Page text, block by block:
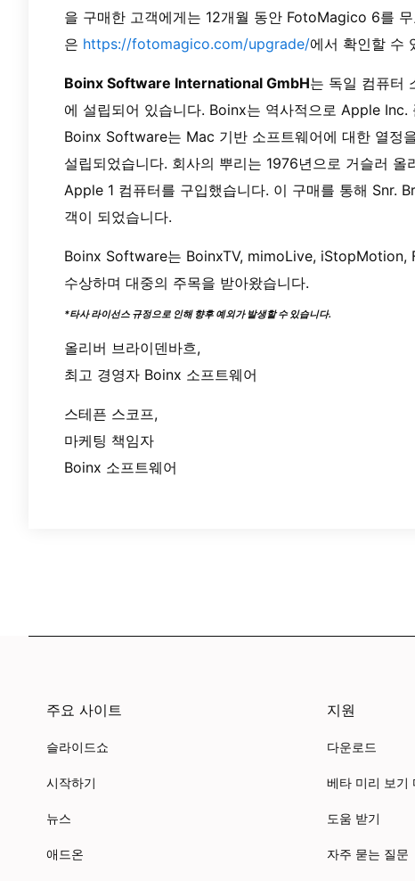
을 구매한 고객에게는 12개월 동안 FotoMagico 6를
은 https://fotomagico.com/upgrade/에서 확인할 수
Boinx Software International GmbH는 독일 컴퓨터
에 설립되어 있습니다. Boinx는 역사적으로 Apple
Boinx Software는 Mac 기반 소프트웨어에 대한 열정
설립되었습니다. 회사의 뿌리는 1976년으로 거슬러
Apple 1 컴퓨터를 구입했습니다. 이 구매를 통해 Snr.
객이 되었습니다.
Boinx Software는 BoinxTV, mimoLive, iStopMotion,
수상하며 대중의 주목을 받아왔습니다.
*타사 라이선스 규정으로 인해 향후 예외가 발생할 수 있습니다.
올리버 브라이덴바흐,
최고 경영자 Boinx 소프트웨어
스테픈 스코프,
마케팅 책임자
Boinx 소프트웨어
주요 사이트
슬라이드쇼
시작하기
뉴스
애드온
지원
다운로드
베타 미리 보기
도움 받기
자주 묻는 질문